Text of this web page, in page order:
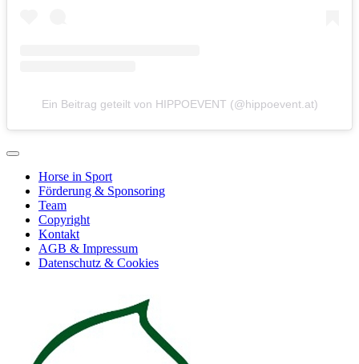
Ein Beitrag geteilt von HIPPOEVENT (@hippoevent.at)
Horse in Sport
Förderung & Sponsoring
Team
Copyright
Kontakt
AGB & Impressum
Datenschutz & Cookies